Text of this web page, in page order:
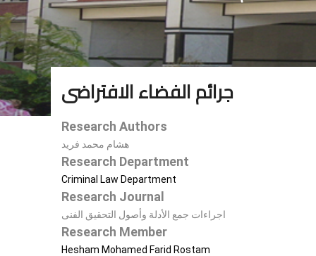
جرائم الفضاء الافتراضى
Research Authors
هشام محمد فريد
Research Department
Criminal Law Department
Research Journal
اجراءات جمع الأدلة وأصول التحقيق الفنى
Research Member
Hesham Mohamed Farid Rostam